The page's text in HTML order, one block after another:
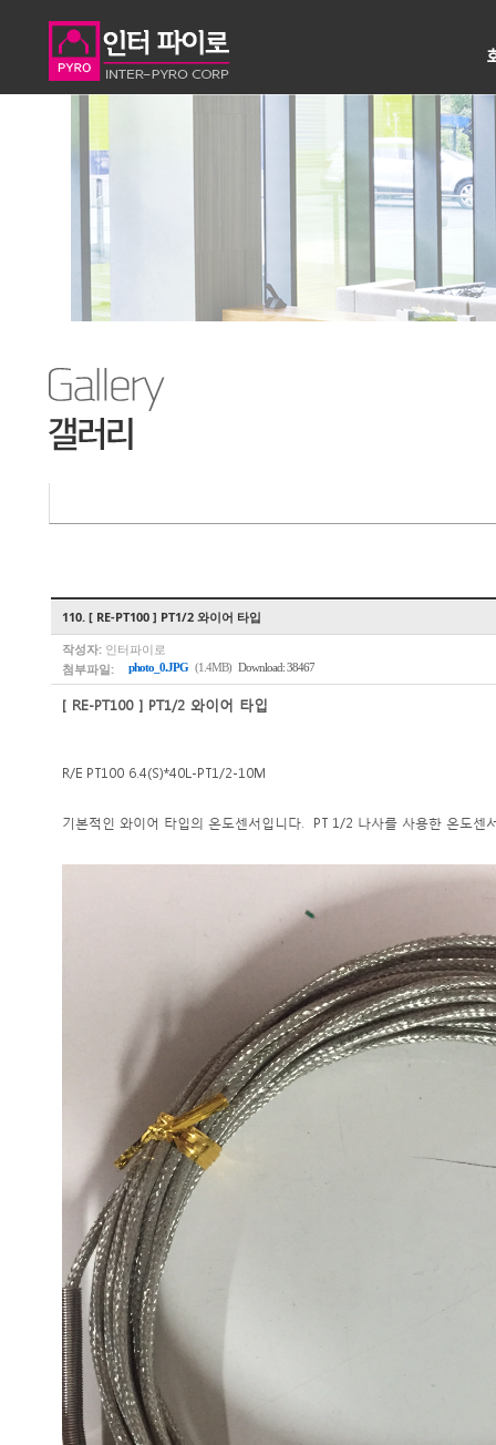
110. [ RE-PT100 ] PT1/2 와이어 타입
작성자: 인터파이로
첨부파일:
photo_0.JPG (1.4MB) Download: 38467
[ RE-PT100 ] PT1/2 와이어 타입
R/E PT100 6.4(S)*40L-PT1/2-10M
기본적인 와이어 타입의 온도센서입니다. PT 1/2 나사를 사용한 온도센